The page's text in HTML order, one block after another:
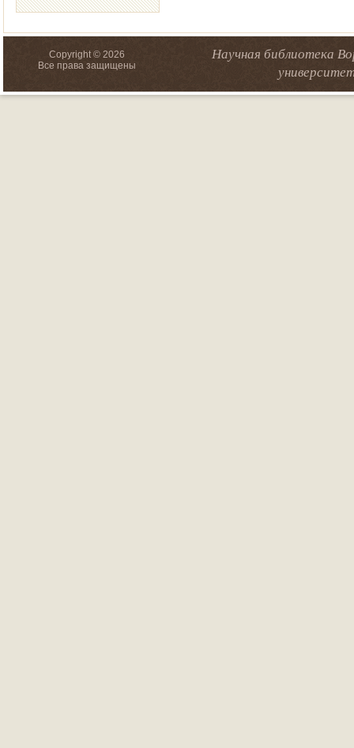
Copyright © 2026
Все права защищены
Научная библиотека